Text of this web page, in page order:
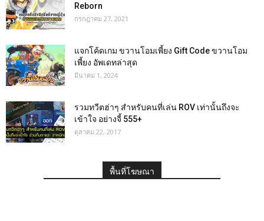
Reborn
กรกฎาคม 27, 2021
แจกโค้ดเกม ขวานโอมเพี้ยง Gift Code ขวานโอม
เพี้ยง อัพเดทล่าสุด
มีนาคม 1, 2024
รวมทวีตฮ่าๆ สำหรับคนที่เล่น ROV เท่านั้นถึงจะ
เข้าใจ อย่างจี้ 555+
ตุลาคม 22, 2017
พื้นที่โฆษณา